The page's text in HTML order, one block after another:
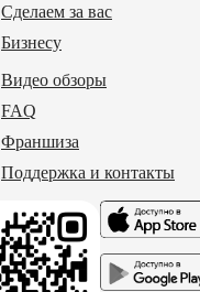
Сделаем за вас
Бизнесу
Видео обзоры
FAQ
Франшиза
Поддержка и контакты